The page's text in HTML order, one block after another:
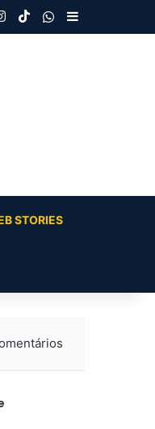
Instagram
TikTokWhatsApp
Barra Lateral
STORIES